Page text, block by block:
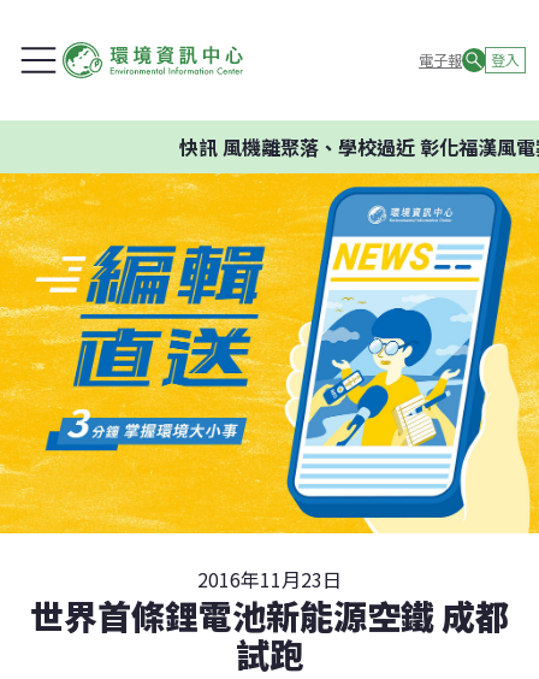
電子報 登入
快訊風機離聚落、學校過近 彰化福漢風電
2016年11月23日
世界首條鋰電池新能源空鐵 成都
試跑